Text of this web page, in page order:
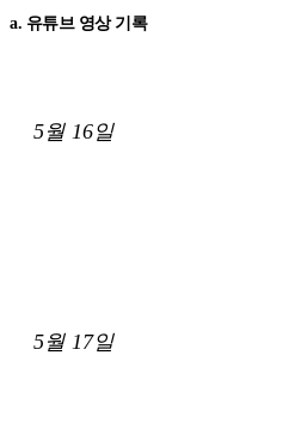
a. 유튜브 영상 기록
5월 16일
5월 17일